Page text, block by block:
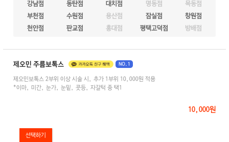
강남점 동탄점 대치점 명동점
목동점
부천점
수원점 용산점 잠실점
창원점
천안점
판교점 홍대점 평택고덕점 방배점
제오민 주름보톡스 NO.1
제오민보톡스 2부위 이상 시술 시, 추가 1부위 10,000원 적용
*이마, 미간, 눈가, 눈밑, 콧등, 자갈턱 중 택1
10,000원